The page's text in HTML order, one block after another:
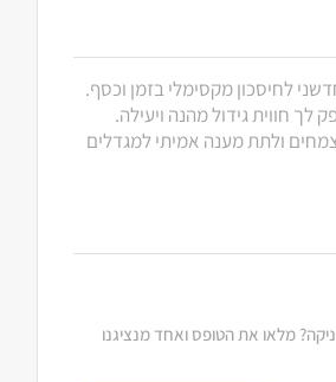
לחיסכון מקסימלי בזמן וכסף.
חווית גידול מהנה ויעילה.
צמחים ולתת מענה אמיתי למגדלים
מלאו את הטופס ואחד מנציגנו